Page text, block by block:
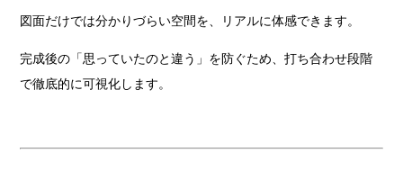
図面だけでは分かりづらい空間を、リアルに体感できます。
完成後の「思っていたのと違う」を防ぐため、打ち合わせ段階
で徹底的に可視化します。